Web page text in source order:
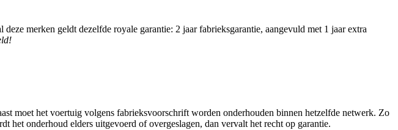
merken geldt dezelfde royale garantie: 2 jaar fabrieksgarantie, aangevuld met 1 jaar extra
moet het voertuig volgens fabrieksvoorschrift worden onderhouden binnen hetzelfde netwerk. Zo
onderhoud elders uitgevoerd of overgeslagen, dan vervalt het recht op garantie.